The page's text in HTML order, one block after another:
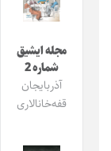
مجله ایشیق
شماره 2
آذربایجان
قفه‌خانالاری